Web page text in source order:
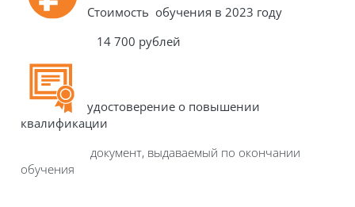
Стоимость обучения в 2023 году
14 700 рублей
удостоверение о повышении
квалификации
документ, выдаваемый по окончании
обучения